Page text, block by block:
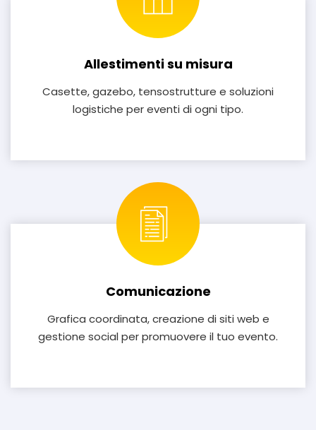
Allestimenti su misura
Casette, gazebo, tensostrutture e soluzioni
logistiche per eventi di ogni tipo.
Comunicazione
Grafica coordinata, creazione di siti web e
gestione social per promuovere il tuo evento.